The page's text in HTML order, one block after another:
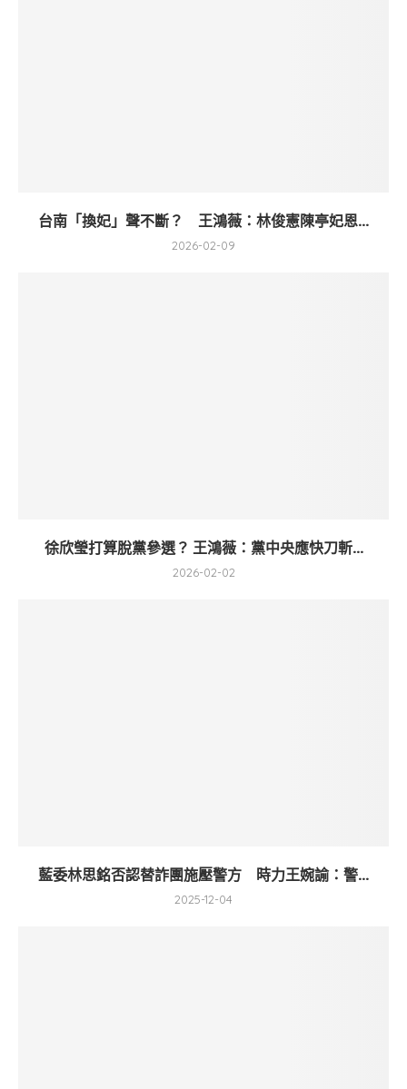
台南「換妃」聲不斷？ 王鴻薇：林俊憲陳亭妃恩...
2026-02-09
徐欣瑩打算脫黨參選？ 王鴻薇：黨中央應快刀斬...
2026-02-02
藍委林思銘否認替詐團施壓警方 時力王婉諭：警...
2025-12-04